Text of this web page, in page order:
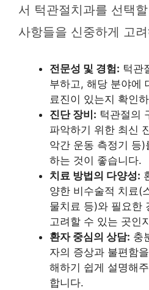
서 턱관절치과를 선택
사항들을 신중하게 고
전문성 및 경험: 턱관
부하고, 해당 분야에
료진이 있는지 확인
진단 장비: 턱관절의
파악하기 위한 최신
악간 운동 측정기 등
하는 것이 좋습니다.
치료 방법의 다양성:
양한 비수술적 치료(
물치료 등)와 필요한
고려할 수 있는 곳인
환자 중심의 상담: 충
자의 증상과 불편함
해하기 쉽게 설명해
합니다.